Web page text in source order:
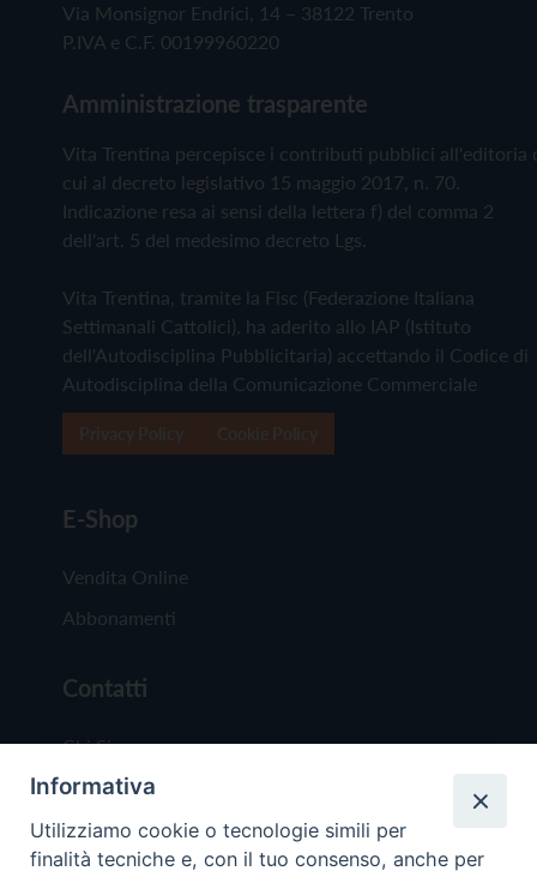
Via Monsignor Endrici, 14 – 38122 Trento
P.IVA e C.F. 00199960220
Amministrazione trasparente
Vita Trentina percepisce i contributi pubblici all'editoria
cui al decreto legislativo 15 maggio 2017, n. 70.
Indicazione resa ai sensi della lettera f) del comma 2
dell'art. 5 del medesimo decreto Lgs.
Vita Trentina, tramite la Fisc (Federazione Italiana
Settimanali Cattolici), ha aderito allo IAP (Istituto
dell'Autodisciplina Pubblicitaria) accettando il Codice di
Autodisciplina della Comunicazione Commerciale
E-Shop
Vendita Online
Abbonamenti
Contatti
Chi Siamo
Redazione
Scrivici
Informativa
Utilizziamo cookie o tecnologie simili per
finalità tecniche e, con il tuo consenso, anche per